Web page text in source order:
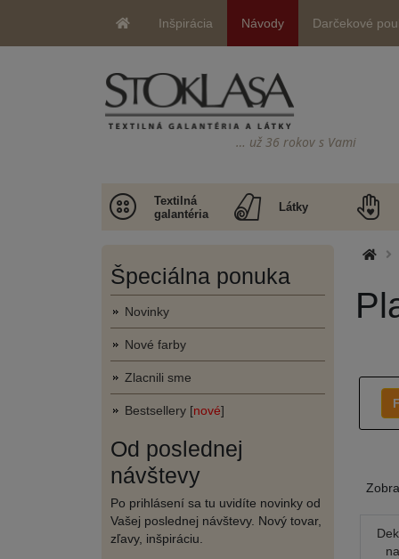
Inšpirácia Návody Darčekové
… už 36 rokov s Vami
Textilná
galantéria
Látky
Špeciálna ponuka
Novinky
Nové farby
Zlacnili sme
Bestsellery [nové]
Od poslednej
návštevy
Po prihlásení sa tu uvidíte novinky od
Vašej poslednej návštevy. Nový tovar,
zľavy, inšpiráciu.